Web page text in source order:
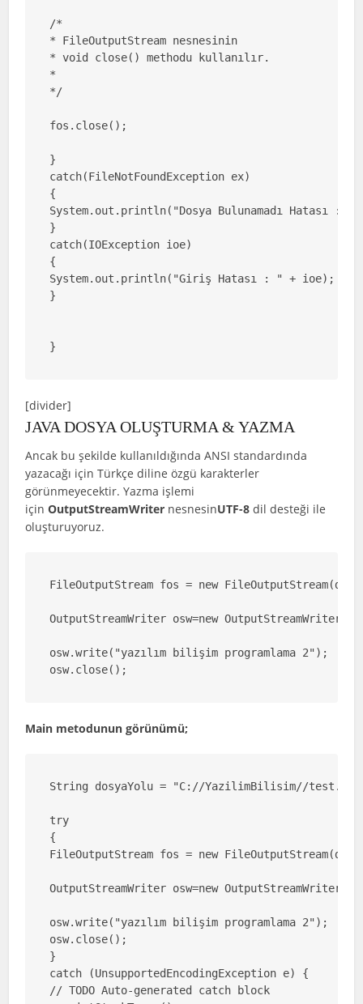
/*
* FileOutputStream nesnesinin
* void close() methodu kullanılır.
*
*/
fos.close();
}
catch(FileNotFoundException ex)
{
System.out.println("Dosya Bulunamadı Hatası : "
}
catch(IOException ioe)
{
System.out.println("Giriş Hatası : " + ioe);
}
}
[divider]
JAVA DOSYA OLUŞTURMA & YAZMA
Ancak bu şekilde kullanıldığında ANSI standardında
yazacağı için Türkçe diline özgü karakterler
görünmeyecektir. Yazma işlemi
içinOutputStreamWriter nesnesinUTF-8 dil desteği ile
oluşturuyoruz.
FileOutputStream fos = new
OutputStreamWriter osw=new
osw.write("yazılım bilişim programlama 2");
osw.close();
Main metodunun görünümü;
String dosyaYolu = "C://YazilimBilisim//
try
{
FileOutputStream fos = new
OutputStreamWriter osw=new
osw.write("yazılım bilişim programlama 2");
osw.close();
}
catch (UnsupportedEncodingException e) {
// TODO Auto-generated catch block